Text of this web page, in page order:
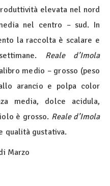
elevata nel nord
nel centro – sud. In
la raccolta è scalare e
Reale d’Imola
medio – grosso (peso
arancio e polpa color
media, dolce acidula,
è grosso. Reale d’Imola
qualità gustativa.
Marzo